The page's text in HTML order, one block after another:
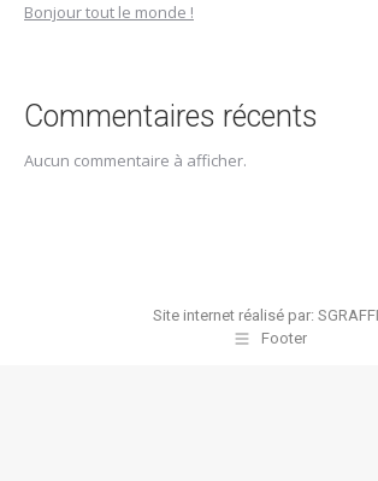
Bonjour tout le monde !
Commentaires récents
Aucun commentaire à afficher.
Site internet réalisé par:
Footer